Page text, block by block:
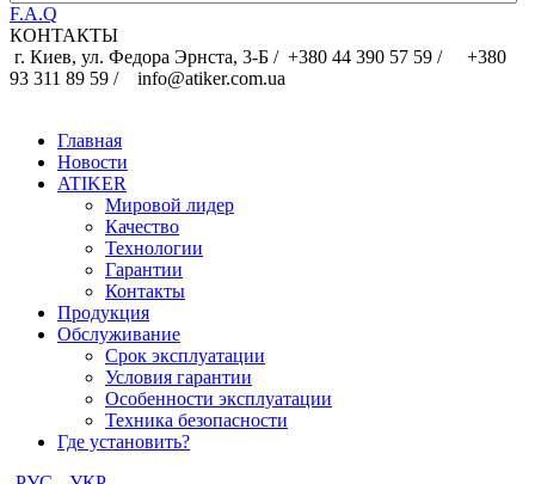
F.A.Q
КОНТАКТЫ
г. Киев, ул. Федора Эрнста, 3-Б / +380 44 390 57 59 /
+380
93 311 89 59 / info@atiker.com.ua
Главная
Новости
ATIKER
Мировой лидер
Качество
Технологии
Гарантии
Контакты
Продукция
Обслуживание
Срок эксплуатации
Условия гарантии
Особенности эксплуатации
Техника безопасности
Где установить?